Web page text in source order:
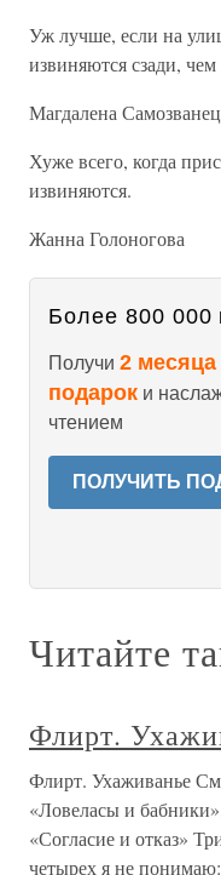
Уж лучше, если на
извиняются сзади,
Магдалена Самозванец
Хуже всего, когда
извиняются.
Жанна Голоногова
Более 800 000
Получи 2
подарок и
чтением
ПОЛУЧИТЬ
Читайте
Флирт.
Флирт. Ухаживанье
«Ловеласы и
«Согласие и отказ»
четырех я не